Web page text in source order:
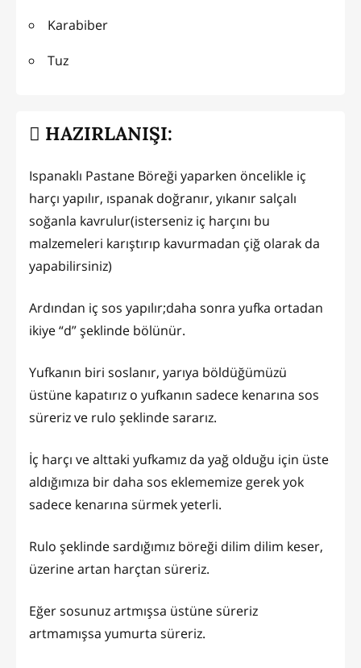
Karabiber
Tuz
HAZIRLANIŞI:
Ispanaklı Pastane Böreği yaparken öncelikle iç
harçı yapılır, ıspanak doğranır, yıkanır salçalı
soğanla kavrulur(isterseniz iç harçını bu
malzemeleri karıştırıp kavurmadan çiğ olarak da
yapabilirsiniz)
Ardından iç sos yapılır;daha sonra yufka ortadan
ikiye “d” şeklinde bölünür.
Yufkanın biri soslanır, yarıya böldüğümüzü
üstüne kapatırız o yufkanın sadece kenarına sos
süreriz ve rulo şeklinde sararız.
İç harçı ve alttaki yufkamız da yağ olduğu için üste
aldığımıza bir daha sos eklememize gerek yok
sadece kenarına sürmek yeterli.
Rulo şeklinde sardığımız böreği dilim dilim keser,
üzerine artan harçtan süreriz.
Eğer sosunuz artmışsa üstüne süreriz
artmamışsa yumurta süreriz.